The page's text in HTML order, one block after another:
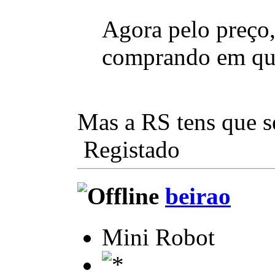
Agora pelo
comprando em
Mas a RS tens que
Registado
beirao
Mini Robot